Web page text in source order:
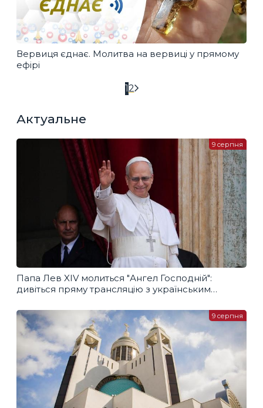
Вервиця єднає. Молитва на вервиці у прямому
ефірі
12
Актуальне
Папа Лев XIV молиться "Ангел Господній":
дивіться пряму трансляцію з українським
9 серпня
9 серпня